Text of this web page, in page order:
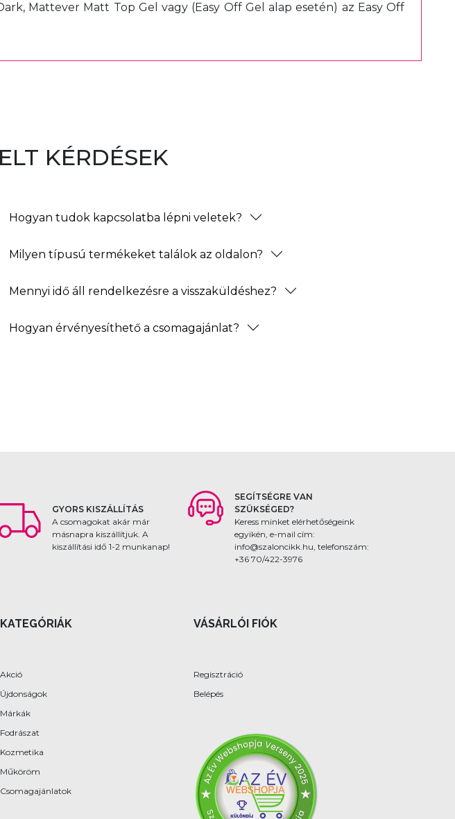
Mattever Matt Top Gel vagy (Easy Off Gel alap esetén) az Easy Off
KÉRDÉSEK
Hogyan tudok kapcsolatba lépni veletek?
Milyen típusú termékeket találok az oldalon?
Mennyi idő áll rendelkezésre a visszaküldéshez?
Hogyan érvényesíthető a csomagajánlat?
GYORS KISZÁLLÍTÁS
A csomagokat akár már
másnapra kiszállítjuk. A
kiszállítási idő 1-2 munkanap!
SEGÍTSÉGRE VAN
SZÜKSÉGED?
Keress minket elérhetőségeink
egyikén, e-mail cím:
info@szaloncikk.hu, telefonszám:
+36 70/422-3976
KATEGÓRIÁK
Akció
Újdonságok
Márkák
Fodrászat
Kozmetika
Műköröm
Csomagajánlatok
VÁSÁRLÓI FIÓK
Regisztráció
Belépés